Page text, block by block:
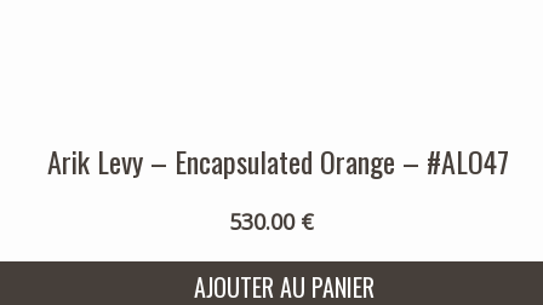
Arik Levy – Encapsulated Orange – #ALO47
530.00 €
AJOUTER AU PANIER